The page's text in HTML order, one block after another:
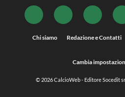
Chi siamo Redazione e Contatti
Cambia
© 2026CalcioWeb- Editore Socedit